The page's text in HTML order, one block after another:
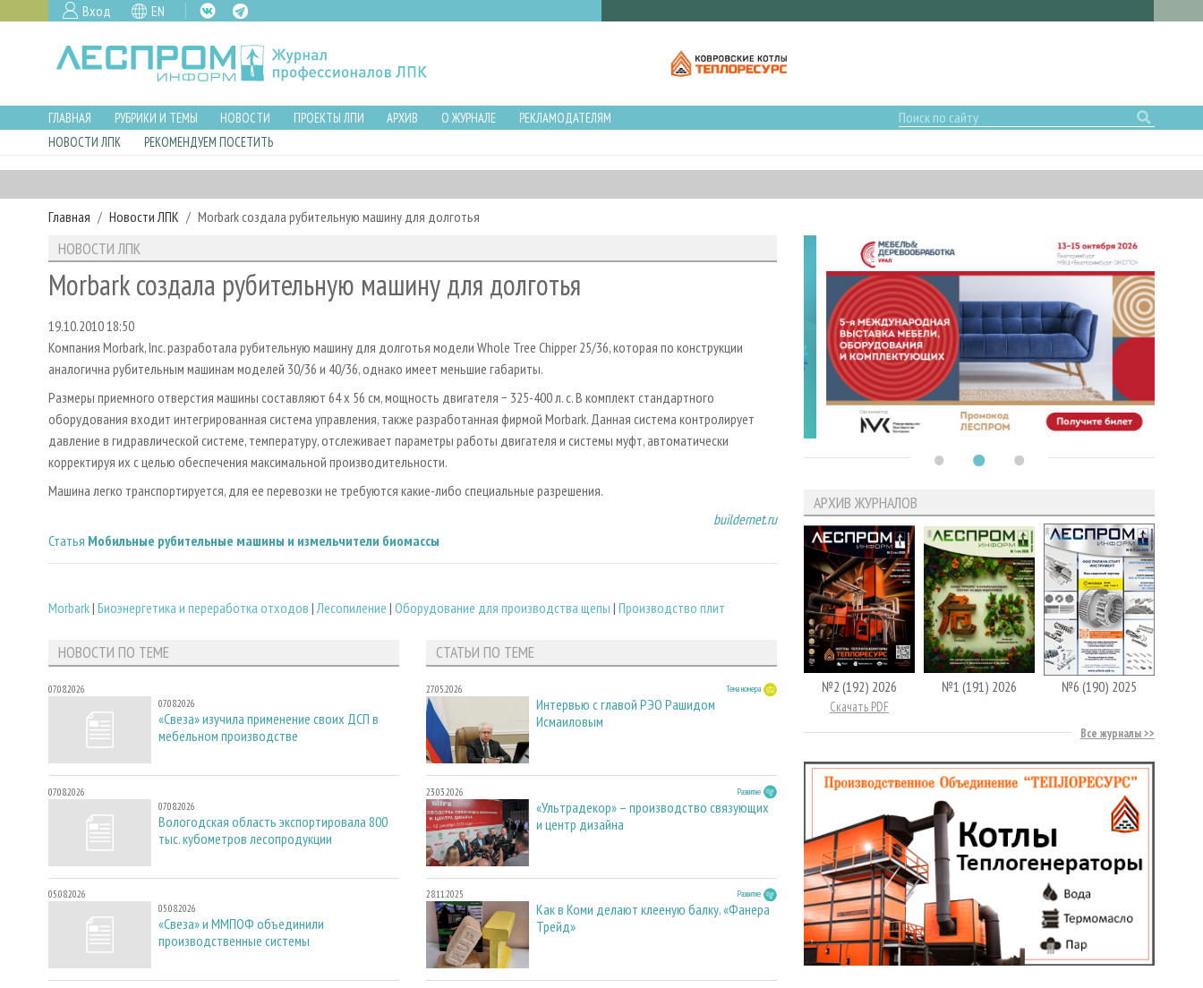
Вход EN
ГЛАВНАЯ РУБРИКИ И ТЕМЫ НОВОСТИ ПРОЕКТЫ ЛПИ АРХИВ О ЖУРНАЛЕ
РЕКЛАМОДАТЕЛЯМ
НОВОСТИ ЛПК
РЕКОМЕНДУЕМ ПОСЕТИТЬ
Главная Новости ЛПК Morbark создала рубительную машину для долготья
НОВОСТИ ЛПК
Morbark создала рубительную машину для долготья
19.10.2010 18:50
Компания Morbark, Inc. разработала рубительную машину для долготья модели Whole Tree Chipper 25/36, которая по конструкции
аналогична рубительным машинам моделей 30/36 и 40/36, однако имеет меньшие габариты.
Размеры приемного отверстия машины составляют 64 х 56 см, мощность двигателя − 325-400 л. с. В комплект стандартного
оборудования входит интегрированная система управления, также разработанная фирмой Morbark. Данная система контролирует
давление в гидравлической системе, температуру, отслеживает параметры работы двигателя и системы муфт, автоматически
корректируя их с целью обеспечения максимальной производительности.
Машина легко транспортируется, для ее перевозки не требуются какие-либо специальные разрешения.
buildernet.ru
Статья Мобильные рубительные машины и измельчители биомассы
Morbark| Биoэнергетика и переработка отходов | Лесопиление | Оборудование для производства щепы | Производство плит
НОВОСТИ ПО ТЕМЕ
07.08.2026
07.08.2026
«Свеза» изучила применение своих ДСП в
мебельном производстве
07.08.2026
07.08.2026
Вологодская область экспортировала 800
тыс. кубометров лесопродукции
05.08.2026
05.08.2026
«Свеза» и ММПОФ объединили
производственные системы
СТАТЬИ ПО ТЕМЕ
27.05.2026 Тема номера
Интервью с главой РЭО Рашидом
Исмаиловым
23.03.2026 Развитие
«Ультрадекор» – производство связующих
и центр дизайна
28.11.2025 Развитие
Как в Коми делают клееную балку. «Фанера
Трейд»
АРХИВ ЖУРНАЛОВ
№2 (192) 2026
Скачать PDF
№1 (191) 2026 №6 (190) 2025
Все журналы